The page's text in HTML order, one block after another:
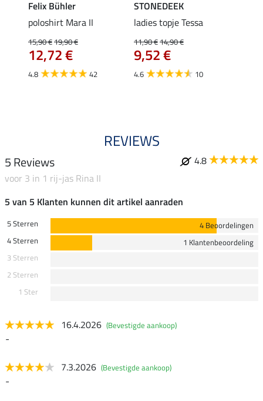
Felix Bühler
poloshirt Mara II
15,90 €19,90 €
12,72 €
4.8 42
STONEDEEK
ladies topje Tessa
11,90 €14,90 €
9,52 €
4.6 10
REVIEWS
5 Reviews
4.8
voor 3 in 1 rij-jas Rina II
5 van 5 Klanten kunnen dit artikel aanraden
5 Sterren
4 Beoordelingen
4 Sterren
1 Klantenbeoordeling
3 Sterren
2 Sterren
1 Ster
16.4.2026 (Bevestigde aankoop)
-
7.3.2026 (Bevestigde aankoop)
-